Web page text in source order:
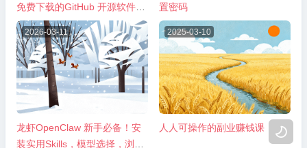

免费下载的GitHub 开源软件项
目
置密码
2026-03-11
龙虾OpenClaw 新手必备！安
装实用Skills，模型选择，浏览
2025-03-10
人人可操作的副业赚钱课